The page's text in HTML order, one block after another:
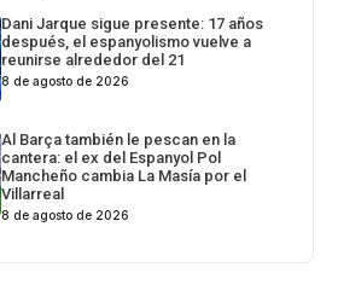
Dani Jarque sigue presente: 17 años
después, el espanyolismo vuelve a
reunirse alrededor del 21
8 de agosto de 2026
Al Barça también le pescan en la
cantera: el ex del Espanyol Pol
Mancheño cambia La Masía por el
Villarreal
8 de agosto de 2026